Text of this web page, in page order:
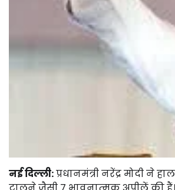
नई दिल्ली:प्रधानमंत्री नरेंद्र मोदी ने